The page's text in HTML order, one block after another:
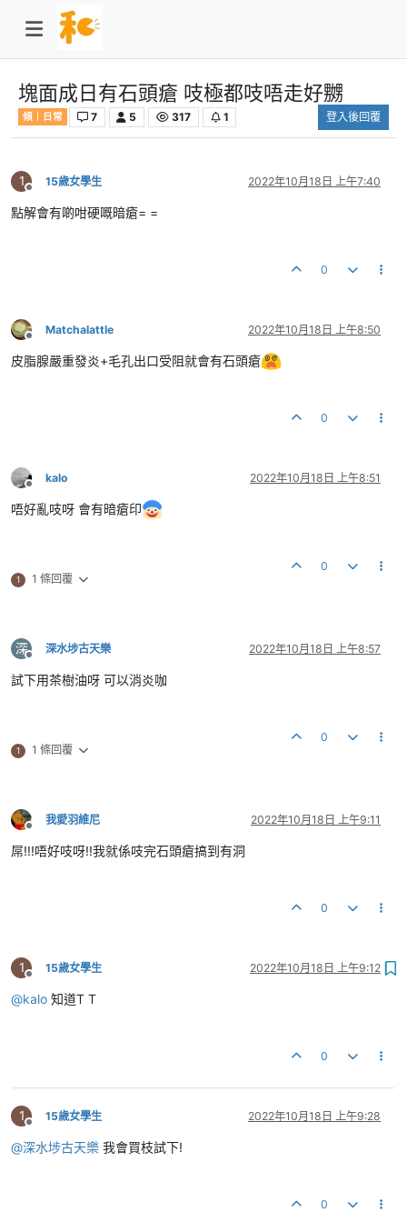
塊面成日有石頭瘡 吱極都吱唔走好嬲
傾｜日常 7 5 317 1 登入後回覆
1
離線
15歲女學生 2022年10月18日 上午7:40
點解會有啲咁硬嘅暗瘡= =
0
離線
Matchalattle 2022年10月18日 上午8:50
皮脂腺嚴重發炎+毛孔出口受阻就會有石頭瘡
0
離線
kalo 2022年10月18日 上午8:51
唔好亂吱呀 會有暗瘡印
1 1 條回覆
0
深
離線
深水埗古天樂 2022年10月18日 上午8:57
試下用茶樹油呀 可以消炎咖
1 1 條回覆
0
離線
我愛羽維尼 2022年10月18日 上午9:11
屌!!!唔好吱呀!!我就係吱完石頭瘡搞到有洞
0
1
離線
15歲女學生 2022年10月18日 上午9:12
@kalo 知道T T
0
1
離線
15歲女學生 2022年10月18日 上午9:28
@深水埗古天樂 我會買枝試下!
0